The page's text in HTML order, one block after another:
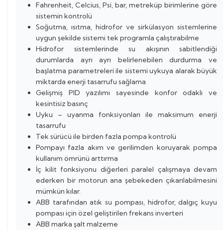
Fahrenheit, Celcius, Psi, bar, metreküp birimlerine göre
sistemin kontrolü
Soğutma, ısıtma, hidrofor ve sirkülasyon sistemlerine
uygun şekilde sistemi tek programla çalıştırabilme
Hidrofor sistemlerinde su akışının sabitlendiği
durumlarda ayrı ayrı belirlenebilen durdurma ve
başlatma parametreleri ile sistemi uykuya alarak büyük
miktarda enerji tasarrufu sağlama
Gelişmiş PID yazılımı sayesinde konfor odaklı ve
kesintisiz basınç
Uyku – uyanma fonksiyonları ile maksimum enerji
tasarrufu
Tek sürücü ile birden fazla pompa kontrolü
Pompayı fazla akım ve gerilimden koruyarak pompa
kullanım ömrünü arttırma
İç kilit fonksiyonu diğerleri paralel çalışmaya devam
ederken bir motorun ana şebekeden çıkarılabilmesini
mümkün kılar.
ABB tarafından atık su pompası, hidrofor, dalgıç kuyu
pompası için özel geliştirilen frekans inverteri
ABB marka şalt malzeme